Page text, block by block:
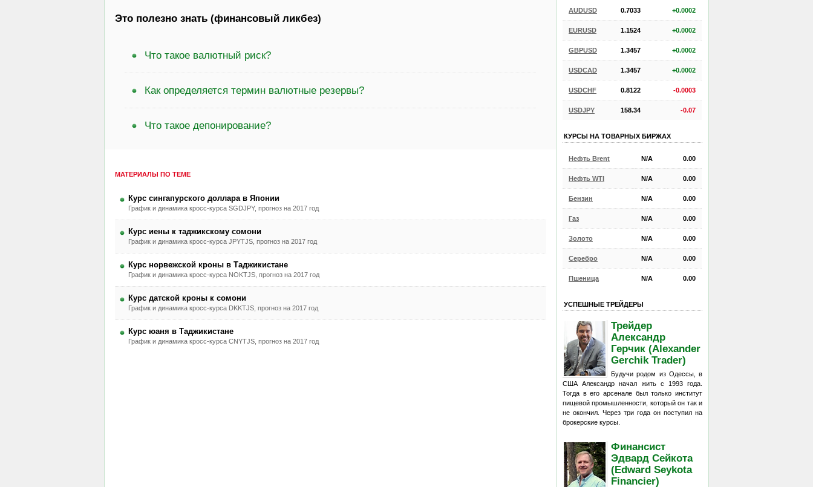
Это полезно знать (финансовый ликбез)
Что такое валютный риск?
Как определяется термин валютные резервы?
Что такое депонирование?
МАТЕРИАЛЫ ПО ТЕМЕ
Курс сингапурского доллара в Японии
График и динамика кросс-курса SGDJPY, прогноз на 2017 год
Курс иены к таджикскому сомони
График и динамика кросс-курса JPYTJS, прогноз на 2017 год
Курс норвежской кроны в Таджикистане
График и динамика кросс-курса NOKTJS, прогноз на 2017 год
Курс датской кроны к сомони
График и динамика кросс-курса DKKTJS, прогноз на 2017 год
Курс юаня в Таджикистане
График и динамика кросс-курса CNYTJS, прогноз на 2017 год
AUDUSD 0.7033 +0.0002
EURUSD 1.1524 +0.0002
GBPUSD 1.3457 +0.0002
USDCAD 1.3457 +0.0002
USDCHF 0.8122 -0.0003
USDJPY 158.34 -0.07
КУРСЫ НА ТОВАРНЫХ БИРЖАХ
Нефть Brent N/A 0.00
Нефть WTI N/A 0.00
Бензин N/A 0.00
Газ N/A 0.00
Золото N/A 0.00
Серебро N/A 0.00
Пшеница N/A 0.00
УСПЕШНЫЕ ТРЕЙДЕРЫ
Трейдер
Александр
Герчик (Alexander
Gerchik Trader)
Будучи родом из Одессы, в
США Александр начал жить с 1993 года.
Тогда в его арсенале был только институт
пищевой промышленности, который он так и
не окончил. Через три года он поступил на
брокерские курсы.
Финансист
Эдвард Сейкота
(Edward Seykota
Financier)